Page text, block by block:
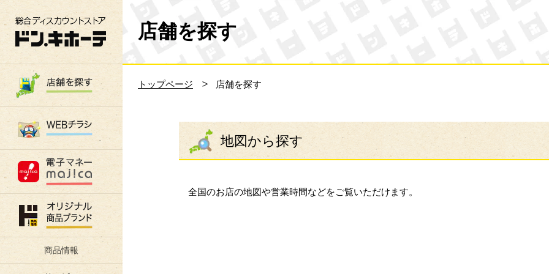
総合ディスカウントストア 驚安の殿堂 ドン・キホーテ
商品情報
店舗を探す
トップページ 店舗を探す
地図から探す
全国のお店の地図や営業時間などをご覧いただけます。